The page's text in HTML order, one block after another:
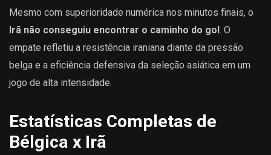
Mesmo com superioridade numérica nos minutos finais, o
Irã não conseguiu encontrar o caminho do gol. O
empate refletiu a resistência iraniana diante da pressão
belga e a eficiência defensiva da seleção asiática em um
jogo de alta intensidade.
Estatísticas Completas de
Bélgica x Irã